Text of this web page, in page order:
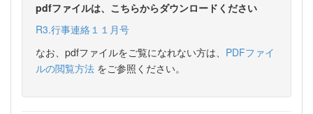
pdfファイルは、こちらからダウンロードください
R3.行事連絡１１月号
なお、pdfファイルをご覧になれない方は、 PDFファイ
ルの閲覧方法 をご参照ください。